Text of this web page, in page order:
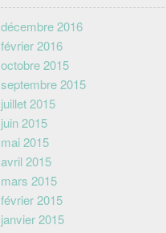
décembre 2016
février 2016
octobre 2015
septembre 2015
juillet 2015
juin 2015
mai 2015
avril 2015
mars 2015
février 2015
janvier 2015